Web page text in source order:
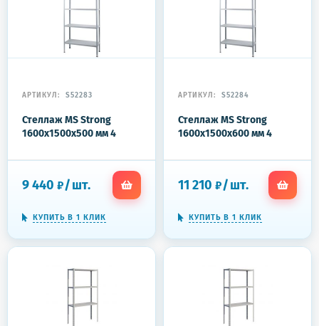
АРТИКУЛ: S52283
Стеллаж MS Strong
1600x1500x500 мм 4
9 440 ₽/шт.
КУПИТЬ В 1 КЛИК
АРТИКУЛ: S52284
Стеллаж MS Strong
1600x1500x600 мм 4
11 210 ₽/шт.
КУПИТЬ В 1 КЛИК